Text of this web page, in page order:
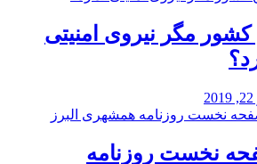
کشور مگر نیروی امنیتی
نخست روزنامه‌